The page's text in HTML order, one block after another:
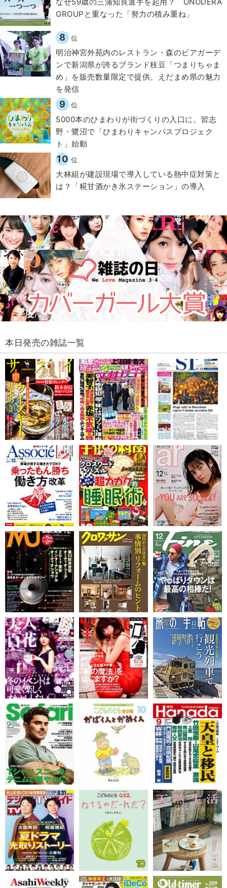
GROUPと重なった「努力の積み重ね」
8 位
明治神宮外苑内のレストラン・森のビアガーデ
ンで新潟県が誇るブランド枝豆「つまりちゃま
め」を販売数量限定で提供。えだまめ県の魅力
を発信
9 位
5000本のひまわりが街づくりの入口に。習志
野・鷺沼で「ひまわりキャンパスプロジェク
ト」始動
10 位
大林組が建設現場で導入している熱中症対策と
は？「糀甘酒かき氷ステーション」の導入
本日発売の雑誌一覧